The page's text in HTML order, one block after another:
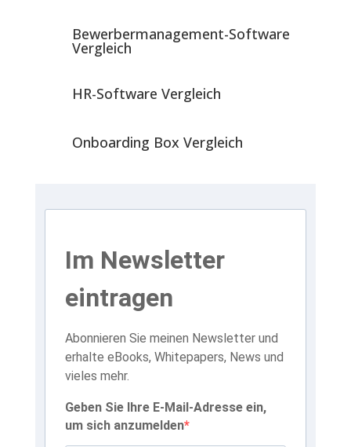
Bewerbermanagement-Software
Vergleich
HR-Software Vergleich
Onboarding Box Vergleich
Im Newsletter
eintragen
Abonnieren Sie meinen Newsletter und
erhalte eBooks, Whitepapers, News und
vieles mehr.
Geben Sie Ihre E-Mail-Adresse ein,
um sich anzumelden